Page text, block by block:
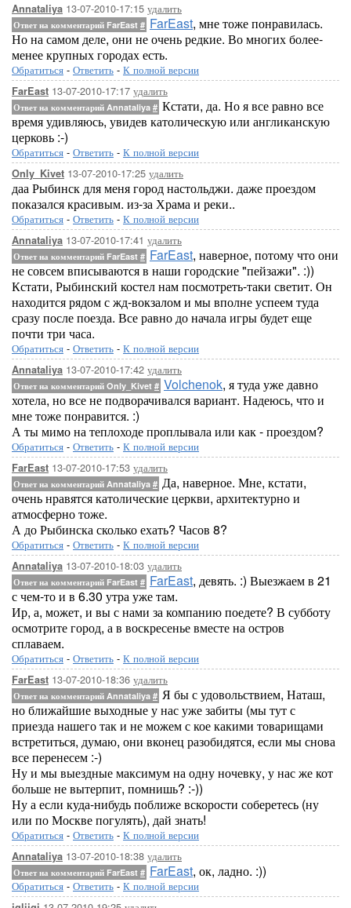
Annataliya 13-07-2010-17:15 удалить
Ответ на комментарий FarEast # FarEast, мне тоже понравилась.
Но на самом деле, они не очень редкие. Во многих более-
менее крупных городах есть.
Обратиться - Ответить - К полной версии
FarEast 13-07-2010-17:17 удалить
Ответ на комментарий Annataliya # Кстати, да. Но я все равно все
время удивляюсь, увидев католическую или англиканскую
церковь :-)
Обратиться - Ответить - К полной версии
Only_Kivet 13-07-2010-17:25 удалить
даа Рыбинск для меня город настольджи. даже проездом
показался красивым. из-за Храма и реки..
Обратиться - Ответить - К полной версии
Annataliya 13-07-2010-17:41 удалить
Ответ на комментарий FarEast # FarEast, наверное, потому что они
не совсем вписываются в наши городские "пейзажи". :))
Кстати, Рыбинский костел нам посмотреть-таки светит. Он
находится рядом с жд-вокзалом и мы вполне успеем туда
сразу после поезда. Все равно до начала игры будет еще
почти три часа.
Обратиться - Ответить - К полной версии
Annataliya 13-07-2010-17:42 удалить
Ответ на комментарий Only_Kivet # Volchenok, я туда уже давно
хотела, но все не подворачивался вариант. Надеюсь, что и
мне тоже понравится. :)
А ты мимо на теплоходе проплывала или как - проездом?
Обратиться - Ответить - К полной версии
FarEast 13-07-2010-17:53 удалить
Ответ на комментарий Annataliya # Да, наверное. Мне, кстати,
очень нравятся католические церкви, архитектурно и
атмосферно тоже.
А до Рыбинска сколько ехать? Часов 8?
Обратиться - Ответить - К полной версии
Annataliya 13-07-2010-18:03 удалить
Ответ на комментарий FarEast # FarEast, девять. :) Выезжаем в 21
с чем-то и в 6.30 утра уже там.
Ир, а, может, и вы с нами за компанию поедете? В субботу
осмотрите город, а в воскресенье вместе на остров
сплаваем.
Обратиться - Ответить - К полной версии
FarEast 13-07-2010-18:36 удалить
Ответ на комментарий Annataliya # Я бы с удовольствием, Наташ,
но ближайшие выходные у нас уже забиты (мы тут с
приезда нашего так и не можем с кое какими товарищами
встретиться, думаю, они вконец разобидятся, если мы снова
все перенесем :-)
Ну и мы выездные максимум на одну ночевку, у нас же кот
больше не вытерпит, помнишь? :-))
Ну а если куда-нибудь поближе вскорости соберетесь (ну
или по Москве погулять), дай знать!
Обратиться - Ответить - К полной версии
Annataliya 13-07-2010-18:38 удалить
Ответ на комментарий FarEast # FarEast, ок, ладно. :))
Обратиться - Ответить - К полной версии